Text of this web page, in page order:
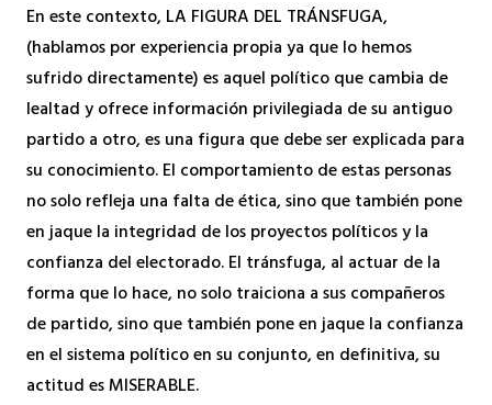
En este contexto, LA FIGURA DEL TRÁNSFUGA,
(hablamos por experiencia propia ya que lo hemos
sufrido directamente) es aquel político que cambia de
lealtad y ofrece información privilegiada de su antiguo
partido a otro, es una figura que debe ser explicada para
su conocimiento. El comportamiento de estas personas
no solo refleja una falta de ética, sino que también pone
en jaque la integridad de los proyectos políticos y la
confianza del electorado. El tránsfuga, al actuar de la
forma que lo hace, no solo traiciona a sus compañeros
de partido, sino que también pone en jaque la confianza
en el sistema político en su conjunto, en definitiva, su
actitud es MISERABLE.